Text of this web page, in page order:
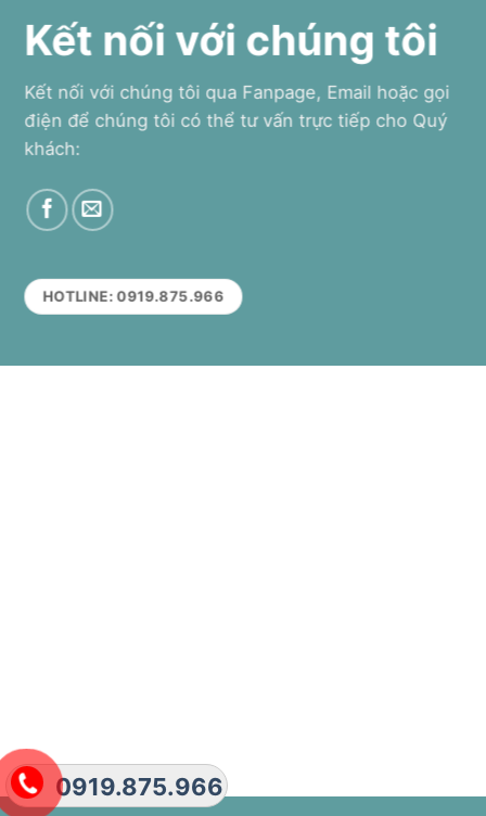
Kết nối với chúng tôi
Kết nối với chúng tôi qua Fanpage, Email hoặc gọi
điện để chúng tôi có thể tư vấn trực tiếp cho Quý
khách:
HOTLINE: 0919.875.966
0919.875.966